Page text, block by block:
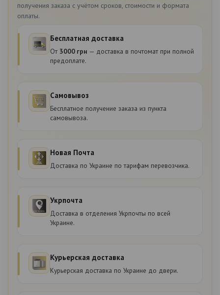
получения заказа с учётом сроков, стоимости и формата
оплаты.
Бесплатная доставка
От 3000 грн — доставка в почтомат при полной
предоплате.
Самовывоз
Бесплатное получение заказа из пункта
самовывоза.
Новая Почта
Доставка по Украине по тарифам перевозчика.
Укрпочта
Доставка в отделения Укрпочты по всей
Украине.
Курьерская доставка
Курьерская доставка по Украине до двери.